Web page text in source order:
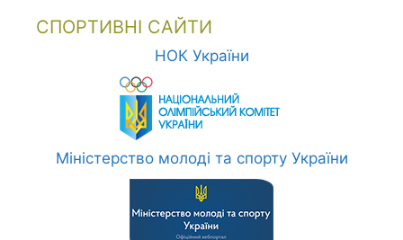
СПОРТИВНІ САЙТИ
НОК України
Міністерство молоді та спорту України